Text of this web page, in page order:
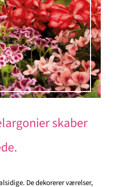
skaber
De dekorerer værelser,